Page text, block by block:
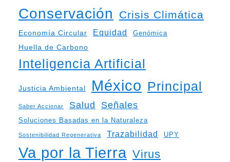
Conservación Crisis Climática
Economía Circular Equidad Genómica
Huella de Carbono
Inteligencia Artificial
Justicia Ambiental México Principal
Saber Accionar Salud Señales
Soluciones Basadas en la Naturaleza
Sostenibilidad Regenerativa Trazabilidad UPY
Va por la Tierra Virus